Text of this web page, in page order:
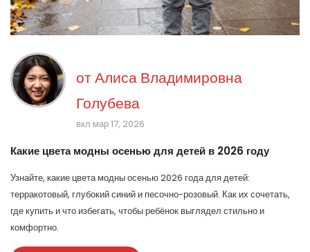
отАлиса Владимировна
Голубева
вкл мар 17, 2026
Какие цвета модны осенью для детей в 2026 году
Узнайте, какие цвета модны осенью 2026 года для детей:
терракотовый, глубокий синий и песочно-розовый. Как их сочетать,
где купить и что избегать, чтобы ребёнок выглядел стильно и
комфортно.